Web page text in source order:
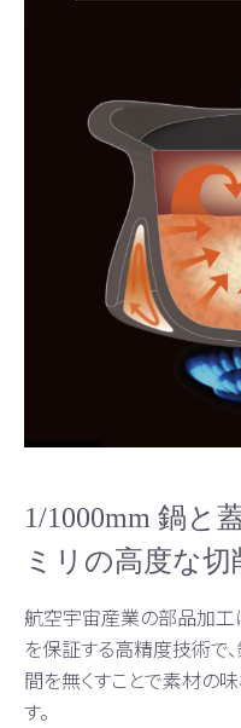
1/1000mm 鍋と
ミリの高度な切
航空宇宙産業の部品加
を保証する高精度技術で
間を無くすことで素材の
す。